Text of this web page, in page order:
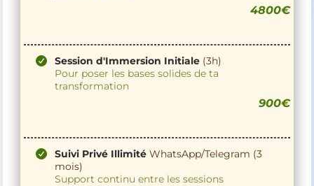
4800€
Session d'Immersion Initiale (3h)
Pour poser les bases solides de ta
transformation
900€
Suivi Privé Illimité WhatsApp/Telegram (3
mois)
Support continu entre les sessions